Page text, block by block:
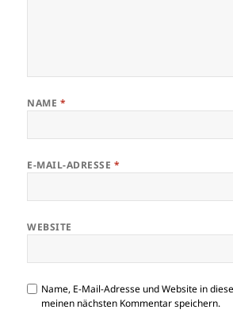
NAME *
E-MAIL-ADRESSE *
WEBSITE
Name, E-Mail-Adresse und Website in
meinen nächsten Kommentar speichern.